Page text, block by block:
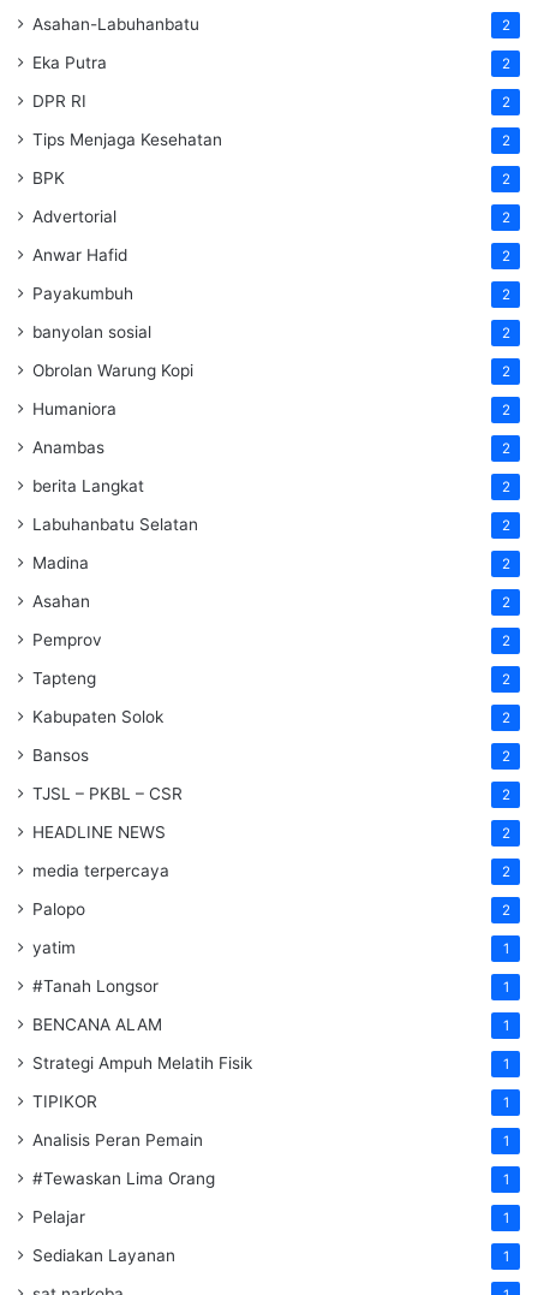
Asahan-Labuhanbatu 2
Eka Putra 2
DPR RI 2
Tips Menjaga Kesehatan 2
BPK 2
Advertorial 2
Anwar Hafid 2
Payakumbuh 2
banyolan sosial 2
Obrolan Warung Kopi 2
Humaniora 2
Anambas 2
berita Langkat 2
Labuhanbatu Selatan 2
Madina 2
Asahan 2
Pemprov 2
Tapteng 2
Kabupaten Solok 2
Bansos 2
TJSL – PKBL – CSR 2
HEADLINE NEWS 2
media terpercaya 2
Palopo 2
yatim 1
#Tanah Longsor 1
BENCANA ALAM 1
Strategi Ampuh Melatih Fisik 1
TIPIKOR 1
Analisis Peran Pemain 1
#Tewaskan Lima Orang 1
Pelajar 1
Sediakan Layanan 1